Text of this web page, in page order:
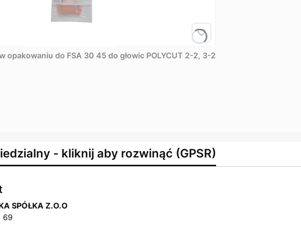
Zestaw noży 8 szt. w opakowaniu do FSA 30 45 do głowic POLYCUT 2-2, 3-2
- kliknij aby rozwinąć (GPSR)
SPÓŁKA Z.O.O
69